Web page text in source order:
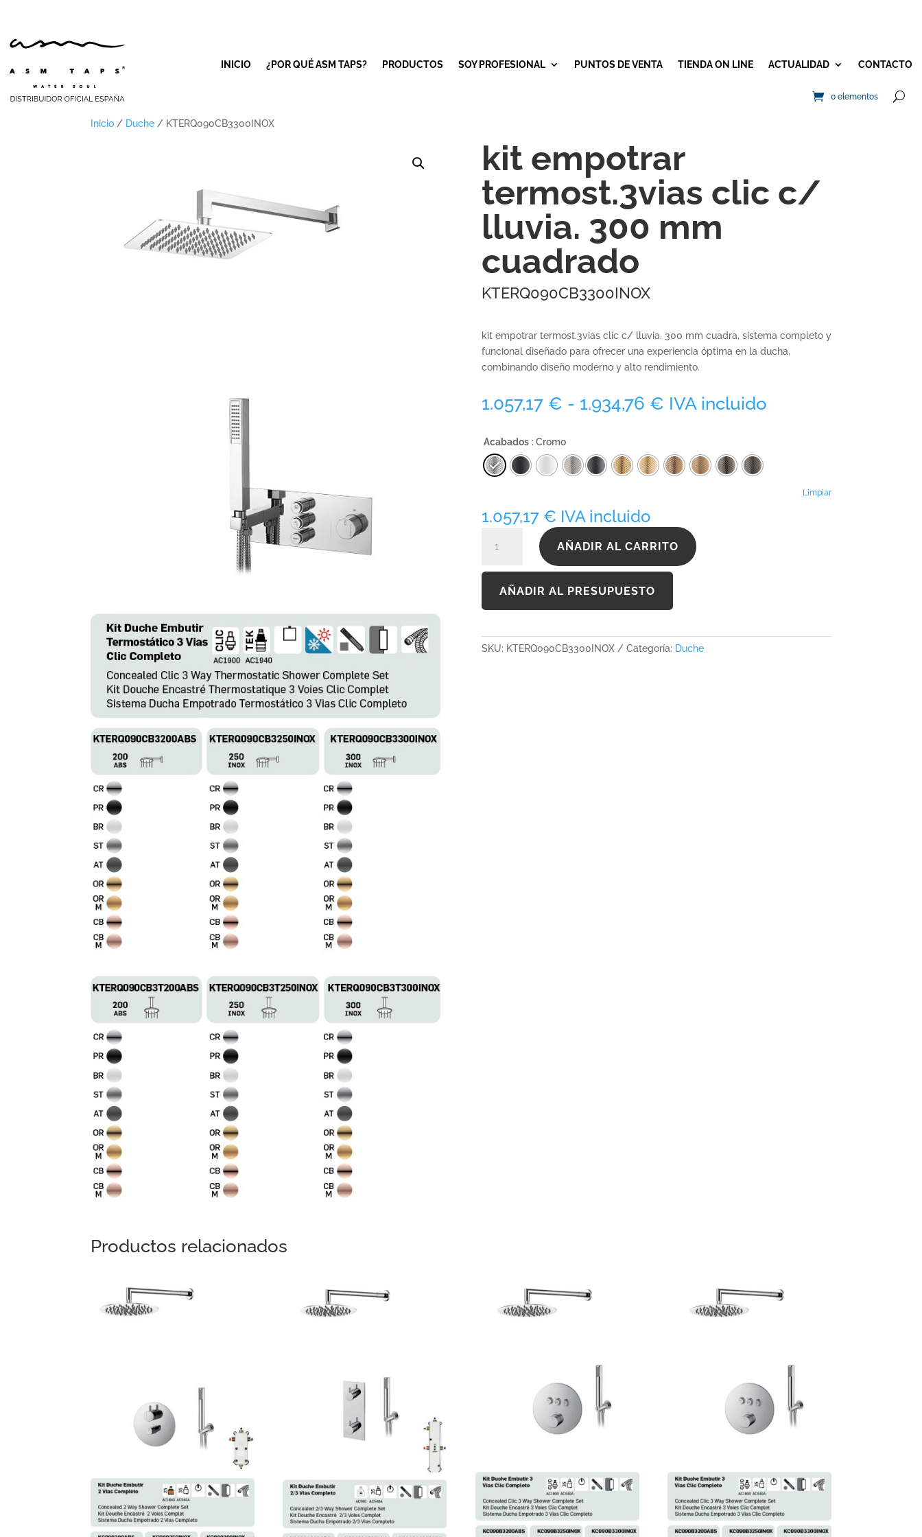
INICIO ¿POR QUÉ ASM TAPS? PRODUCTOS SOY PROFESIONAL PUNTOS DE VENTA TIENDA ON LINE ACTUALIDAD CONTACTO
0 elementos
Inicio / Duche / KTERQ090CB3300INOX
kit empotrar
termost.3vias clic c/
lluvia. 300 mm
cuadrado
KTERQ090CB3300INOX
kit empotrar termost.3vias clic c/ lluvia. 300 mm cuadra, sistema completo y
funcional diseñado para ofrecer una experiencia óptima en la ducha,
combinando diseño moderno y alto rendimiento.
1.057,17 € - 1.934,76 €Rango
desde
1.057,17 €
hasta
IVA incluido
Acabados : Cromo
Limpiar
1.057,17 € IVA incluido
KTERQ090CB3300INOX
cantidad
AÑADIR AL CARRITO
AÑADIR AL PRESUPUESTO
SKU: KTERQ090CB3300INOX Categoría: Duche
Productos relacionados